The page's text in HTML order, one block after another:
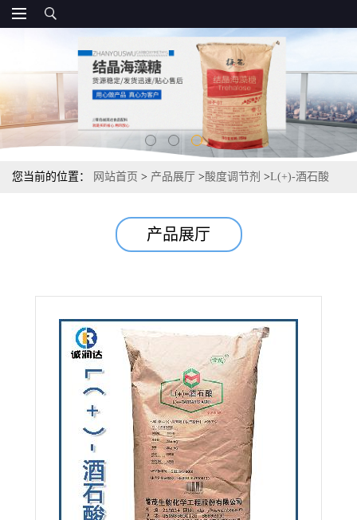
您当前的位置： 网站首页 > 产品展厅 >酸度调节剂 >L(+)-酒石酸
产品展厅